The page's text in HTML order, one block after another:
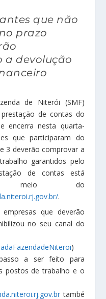
que não
prazo
a devolução
de Niterói (SMF)
de contas do
encerra nesta quarta-
que participaram do
3 deverão comprovar a
garantidos pelo
de contas está
meio do
.
que deverão
no seu canal do
)
a ser feito para
postos de trabalho e o
també